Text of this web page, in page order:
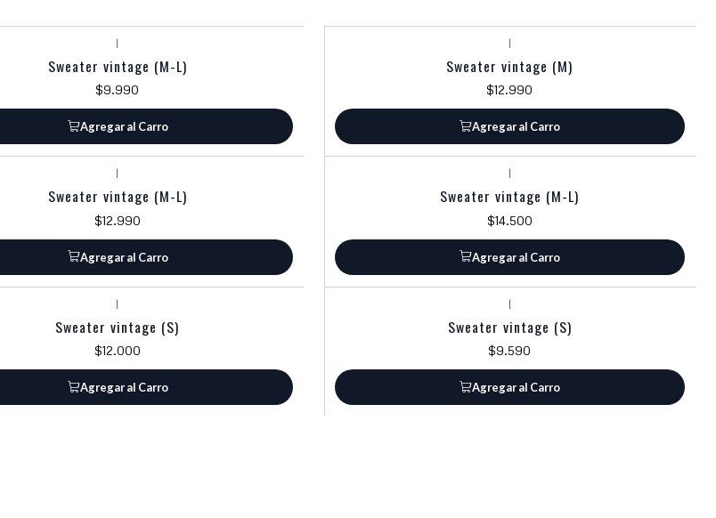
|
Sweater vintage (M-L)
$9.990
Agregar al Carro
|
Sweater vintage (M)
$12.990
Agregar al Carro
|
Sweater vintage (M-L)
$12.990
Agregar al Carro
|
Sweater vintage (M-L)
$14.500
Agregar al Carro
|
Sweater vintage (S)
$12.000
Agregar al Carro
|
Sweater vintage (S)
$9.590
Agregar al Carro